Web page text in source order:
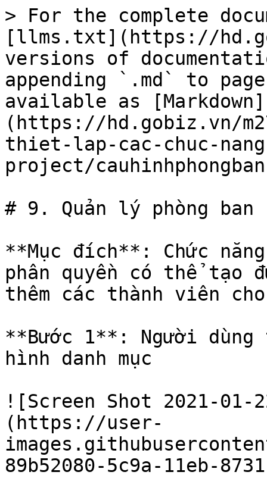
> For the complete
[llms.txt](https://
versions of
appending `.md` to
available as [Markdown]
(https://hd.gobiz.vn/
thiet-lap-cac-chuc-
project/
# 9. Quản lý phòng ban
**Mục đích**: Chức
phân quyền có thể tạo
thêm các thành viên
**Bước 1**: Người dùng
hình danh mục
![Screen Shot 2021-
(https://user-
89b52080-5c9a-11eb-